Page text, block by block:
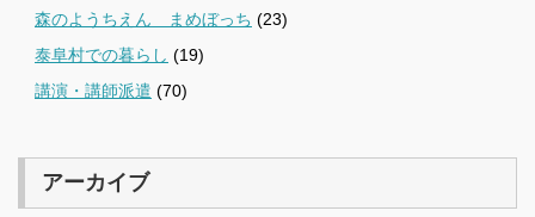
森のようちえん まめぼっち (23)
泰阜村での暮らし (19)
講演・講師派遣 (70)
アーカイブ